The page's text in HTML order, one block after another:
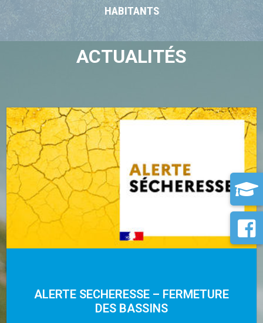
HABITANTS
ACTUALITÉS
ALERTE SECHERESSE – FERMETURE
DES BASSINS